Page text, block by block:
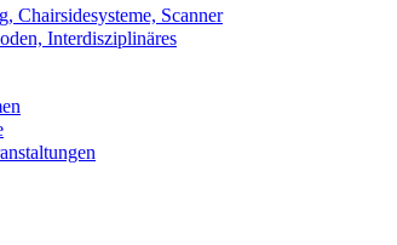
Scanner
Interdisziplinäres